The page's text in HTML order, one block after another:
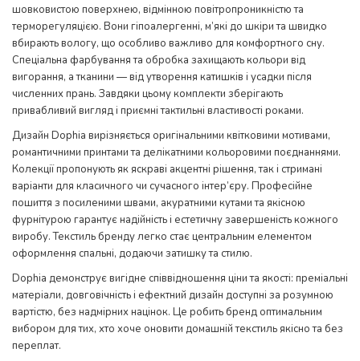
шовковистою поверхнею, відмінною повітропроникністю та
терморегуляцією. Вони гіпоалергенні, м’які до шкіри та швидко
вбирають вологу, що особливо важливо для комфортного сну.
Спеціальна фарбування та обробка захищають кольори від
вигорання, а тканини — від утворення катишків і усадки після
численних прань. Завдяки цьому комплекти зберігають
привабливий вигляд і приємні тактильні властивості роками.
Дизайн Dophia вирізняється оригінальними квітковими мотивами,
романтичними принтами та делікатними кольоровими поєднаннями.
Колекції пропонують як яскраві акцентні рішення, так і стримані
варіанти для класичного чи сучасного інтер’єру. Професійне
пошиття з посиленими швами, акуратними кутами та якісною
фурнітурою гарантує надійність і естетичну завершеність кожного
виробу. Текстиль бренду легко стає центральним елементом
оформлення спальні, додаючи затишку та стилю.
Dophia демонструє вигідне співвідношення ціни та якості: преміальні
матеріали, довговічність і ефектний дизайн доступні за розумною
вартістю, без надмірних націнок. Це робить бренд оптимальним
вибором для тих, хто хоче оновити домашній текстиль якісно та без
переплат.